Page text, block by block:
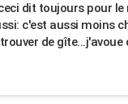
dit toujours pour
c'est aussi moins
de gîte...j'avoue